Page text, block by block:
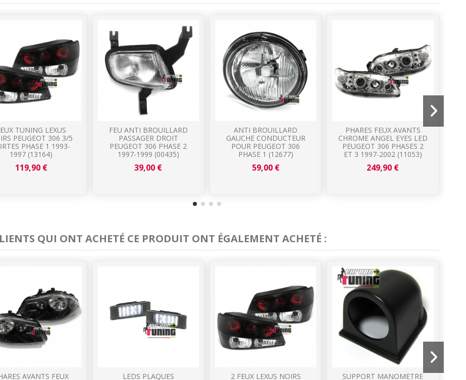
TUNING LEXUS
PEUGEOT 306 3/5
PHASE 1 1993-
1997 (13164)
119,90 €
FEU ANTI BROUILLARD
PASSAGER DROIT
PEUGEOT 306 PHASE 2
1997-1999 (00435)
39,00 €
ANTI BROUILLARD
GAUCHE CONDUCTEUR
POUR PEUGEOT 306
PHASE 1 (12677)
59,00 €
PHARES FEUX AVANTS
CHROME ANGEL EYES LED
PEUGEOT 306 PHASES 2
ET 3 1997-2002 (11053)
249,90 €
QUI ONT ACHETÉ CE PRODUIT ONT ÉGALEMENT ACHETÉ :
AVANTS FEUX
LEDS PLAQUES
2 FEUX LEXUS NOIRS
SUPPORT MANOMETRE